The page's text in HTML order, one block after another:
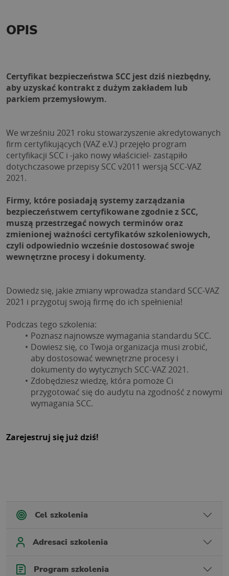
OPIS
Certyfikat bezpieczeństwa SCC jest dziś niezbędny,
aby uzyskać kontrakt z dużym zakładem lub
parkiem przemysłowym.
We wrześniu 2021 roku stowarzyszenie akredytowanych
firm certyfikujących (VAZ e.V.) przejęło program
certyfikacji SCC i -jako nowy właściciel- zastąpiło
dotychczasowe przepisy SCC v2011 wersją SCC-VAZ
2021.
Firmy, które posiadają systemy zarządzania
bezpieczeństwem certyfikowane zgodnie z SCC,
muszą przestrzegać nowych terminów oraz
zmienionej ważności certyfikatów szkoleniowych,
czyli odpowiednio wcześnie dostosować swoje
wewnętrzne procesy i dokumenty.
Dowiedz się, jakie zmiany wprowadza standard SCC-VAZ
2021 i przygotuj swoją firmę do ich spełnienia!
Podczas tego szkolenia:
Poznasz najnowsze wymagania standardu SCC.
Dowiesz się, co Twoja organizacja musi zrobić,
aby dostosować wewnętrzne procesy i
dokumenty do wytycznych SCC-VAZ 2021.
Zdobędziesz wiedzę, która pomoże Ci
przygotować się do audytu na zgodność z nowymi
wymagania SCC.
Zarejestruj się już dziś!
Cel szkolenia
Adresaci szkolenia
Program szkolenia